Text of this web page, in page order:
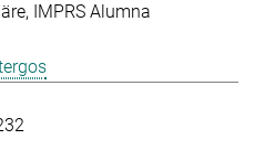
IMPRS Alumna